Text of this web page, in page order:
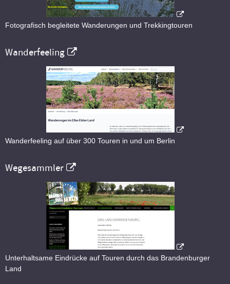
Fotografisch begleitete Wanderungen und Trekkingtouren
Wanderfeeling
Wanderfeeling auf über 300 Touren in und um Berlin
Wegesammler
Unterhaltsame Eindrücke auf Touren durch das Brandenburger
Land